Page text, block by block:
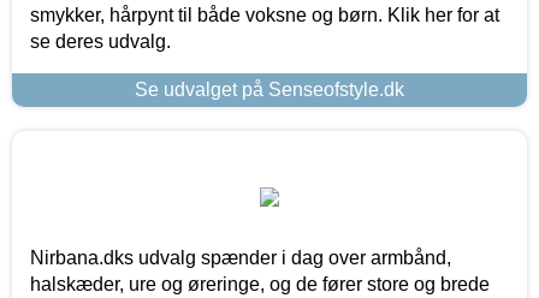
smykker, hårpynt til både voksne og børn. Klik her for at
se deres udvalg.
Se udvalget på Senseofstyle.dk
Nirbana.dks udvalg spænder i dag over armbånd,
halskæder, ure og øreringe, og de fører store og brede